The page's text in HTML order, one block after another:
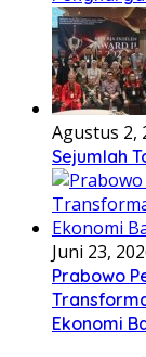
Agustus 2,
Sejumlah
Juni 23,
Prabowo
Ekonomi